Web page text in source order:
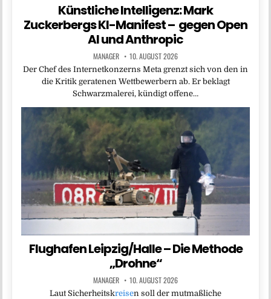
Künstliche Intelligenz: Mark
Zuckerbergs KI-Manifest – gegen Open
AI und Anthropic
MANAGER 10. AUGUST 2026
Der Chef des Internetkonzerns Meta grenzt sich von den in
die Kritik geratenen Wettbewerbern ab. Er beklagt
Schwarzmalerei, kündigt offene…
Flughafen Leipzig/Halle – Die Methode
„Drohne“
MANAGER 10. AUGUST 2026
Laut Sicherheitskreisen soll der mutmaßliche